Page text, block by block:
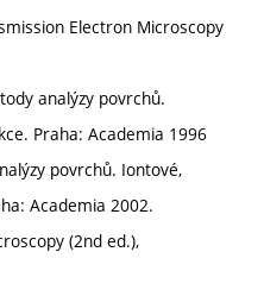
Electron Microscopy
analýzy povrchů.
Praha: Academia 1996
povrchů. Iontové,
Academia 2002.
(2nd ed.),